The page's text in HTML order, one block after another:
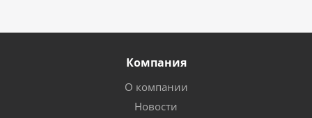
Компания
О компании
Новости